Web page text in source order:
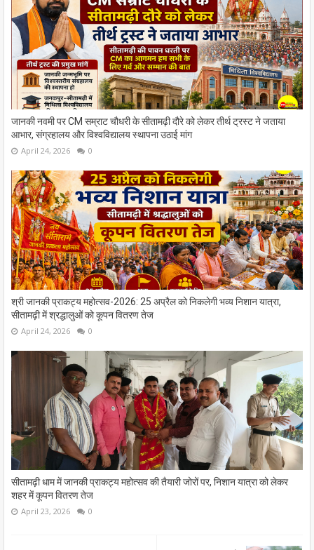
जानकी नवमी पर CM सम्राट चौधरी के सीतामढ़ी दौरे को लेकर तीर्थ ट्रस्ट ने जताया
आभार, संग्रहालय और विश्वविद्यालय स्थापना उठाई मांग
April 24, 2026 0
श्री जानकी प्राकट्य महोत्सव-2026: 25 अप्रैल को निकलेगी भव्य निशान यात्रा,
सीतामढ़ी में श्रद्धालुओं को कूपन वितरण तेज
April 24, 2026 0
सीतामढ़ी धाम में जानकी प्राकट्य महोत्सव की तैयारी जोरों पर, निशान यात्रा को लेकर
शहर में कूपन वितरण तेज
April 23, 2026 0